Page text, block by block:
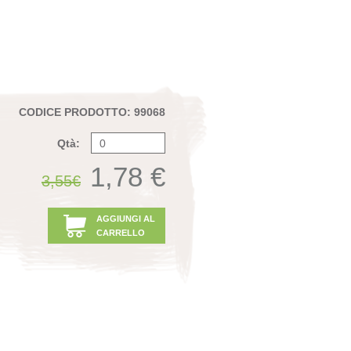
CODICE PRODOTTO: 99068
Qtà:
3,55€ 1,78 €
AGGIUNGI AL
CARRELLO